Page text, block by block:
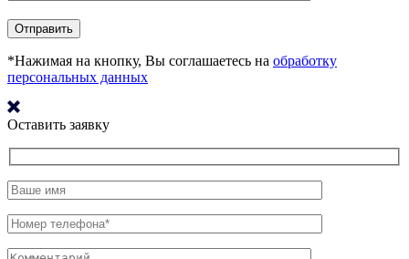
*Нажимая на кнопку, Вы соглашаетесь на обработку
персональных данных
Оставить заявку